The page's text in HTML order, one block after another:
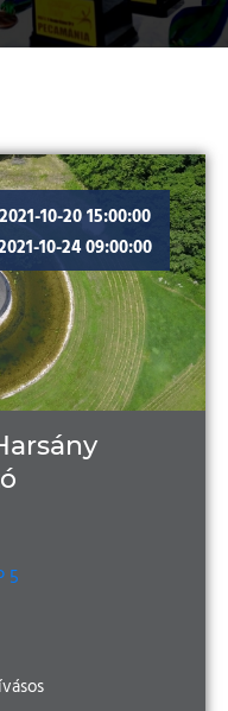
5
2021-10-20 15:00:00
10-24 09:00:00